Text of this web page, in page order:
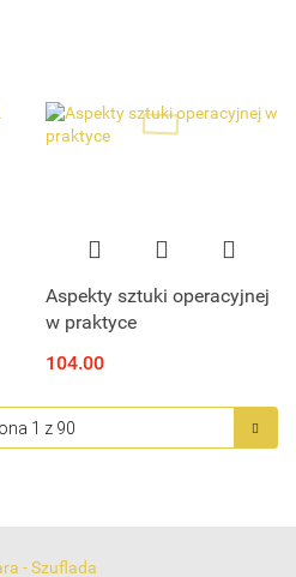
Aspekty sztuki operacyjnej
w praktyce
104.00